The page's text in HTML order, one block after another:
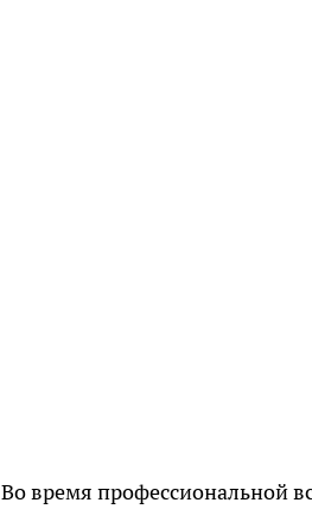
Во время профессиональной